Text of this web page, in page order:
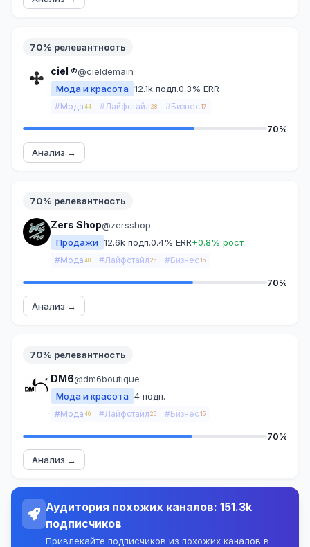
70% релевантность
ciel ®@cieldemain
Мода и красота 12.1k подп.0.3% ERR
#Мода 44 #Лайфстайл 28 #Бизнес 17
70%
Анализ →
70% релевантность
Zers Shop@zersshop
Продажи 12.6k подп.0.4% ERR+0.8% рост
#Мода 40 #Лайфстайл 25 #Бизнес 15
70%
Анализ →
70% релевантность
DM6@dm6boutique
Мода и красота 4 подп.
#Мода 40 #Лайфстайл 25 #Бизнес 15
70%
Анализ →
Аудитория похожих каналов: 151.3k
подписчиков
Привлекайте подписчиков из похожих каналов в